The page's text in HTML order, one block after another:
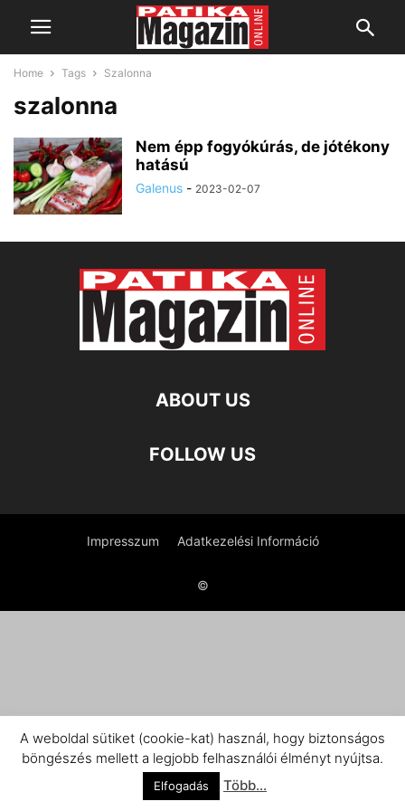
Home Tags Szalonna
szalonna
Nem épp fogyókúrás, de jótékony
hatású
Galenus - 2023-02-07
ABOUT US
FOLLOW US
Impresszum Adatkezelési Információ
©
A weboldal sütiket (cookie-kat) használ, hogy biztonságos
böngészés mellett a legjobb felhasználói élményt nyújtsa.
Elfogadás Több...